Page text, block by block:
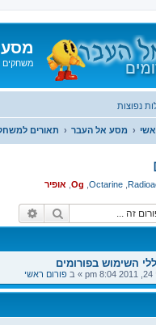
משחקים
נפוצות
מסע אל העבר תאורים
Octarine
Og אופיר
חיפוש
השימוש בפורומים
» ב פורום ראשי